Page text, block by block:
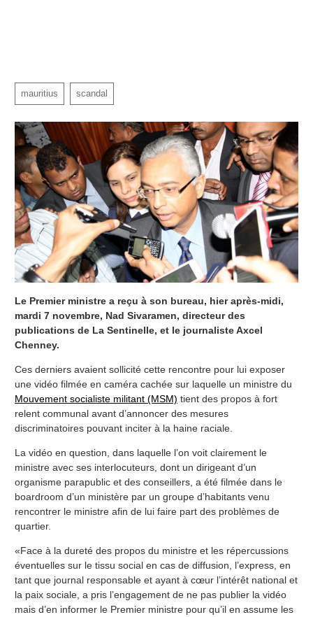
mauritius scandal
Le Premier ministre a reçu à son bureau, hier après-midi,
mardi 7 novembre, Nad Sivaramen, directeur des
publications de La Sentinelle, et le journaliste Axcel
Chenney.
Ces derniers avaient sollicité cette rencontre pour lui exposer
une vidéo filmée en caméra cachée sur laquelle un ministre du
Mouvement socialiste militant (MSM) tient des propos à fort
relent communal avant d’annoncer des mesures
discriminatoires pouvant inciter à la haine raciale.
La vidéo en question, dans laquelle l’on voit clairement le
ministre avec ses interlocuteurs, dont un dirigeant d’un
organisme parapublic et des conseillers, a été filmée dans le
boardroom d’un ministère par un groupe d’habitants venu
rencontrer le ministre afin de lui faire part des problèmes de
quartier.
«Face à la dureté des propos du ministre et les répercussions
éventuelles sur le tissu social en cas de diffusion, l’express, en
tant que journal responsable et ayant à cœur l’intérêt national et
la paix sociale, a pris l’engagement de ne pas publier la vidéo
mais d’en informer le Premier ministre pour qu’il en assume les